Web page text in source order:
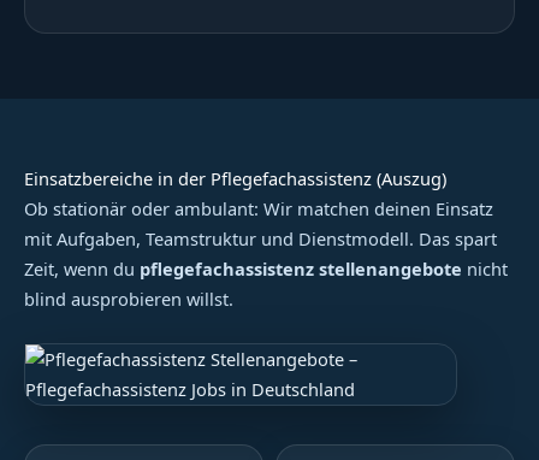
Einsatzbereiche in der Pflegefachassistenz (Auszug)
Ob stationär oder ambulant: Wir matchen deinen Einsatz
mit Aufgaben, Teamstruktur und Dienstmodell. Das spart
Zeit, wenn du pflegefachassistenz stellenangebote nicht
blind ausprobieren willst.